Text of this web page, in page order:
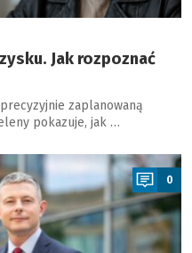
Jak rozpoznać
zaplanowaną
pokazuje, jak …
0